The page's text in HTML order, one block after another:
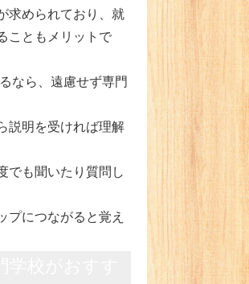
求められており、就
こともメリットで
なら、遠慮せず専門
説明を受ければ理解
でも聞いたり質問し
プにつながると覚え